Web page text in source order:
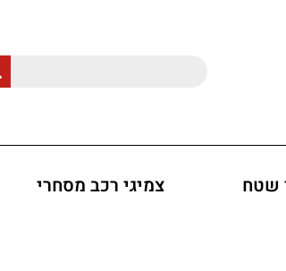
שטח צמיגי רכב מסחרי